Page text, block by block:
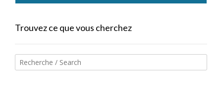
Trouvez ce que vous cherchez